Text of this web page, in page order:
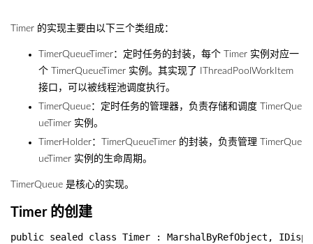
Timer 的实现主要由以下三个类组成：
TimerQueueTimer：定时任务的封装，每个 Timer 实例对应一
个 TimerQueueTimer 实例。其实现了 IThreadPoolWorkItem
接口，可以被线程池调度执行。
TimerQueue：定时任务的管理器，负责存储和调度 TimerQue
ueTimer 实例。
TimerHolder：TimerQueueTimer 的封装，负责管理 TimerQue
ueTimer 实例的生命周期。
TimerQueue 是核心的实现。
Timer 的创建
public sealed class Timer : MarshalByRefObject,